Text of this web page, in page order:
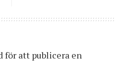
för att publicera en